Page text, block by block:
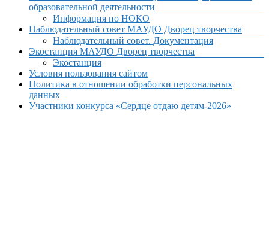
образовательной деятельности
Информация по НОКО
Наблюдательный совет МАУДО Дворец творчества
Наблюдательный совет. Документация
Экостанция МАУДО Дворец творчества
Экостанция
Условия пользования сайтом
Политика в отношении обработки персональных
данных
Участники конкурса «Сердце отдаю детям-2026»